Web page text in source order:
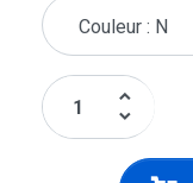
keyboard_arrow_up
keyboard_arrow_down